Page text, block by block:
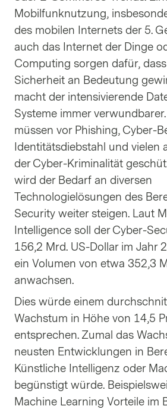
Mobilfunknutzung,
des mobilen Internets der 5.
auch das Internet der Dinge
Computing sorgen dafür,
Sicherheit an Bedeutung
macht der intensivierende
Systeme immer
müssen vor Phishing, Cyber-
Identitätsdiebstahl und vielen
der Cyber-Kriminalität
wird der Bedarf an diversen
Technologielösungen des
Security weiter steigen. Laut
Intelligence soll der Cyber-
156,2 Mrd. US-Dollar im Jahr
ein Volumen von etwa 352,3
anwachsen.
Dies würde einem
Wachstum in Höhe von 14,5
entsprechen. Zumal das
neusten Entwicklungen in
Künstliche Intelligenz oder
begünstigt würde.
Machine Learning Vorteile im